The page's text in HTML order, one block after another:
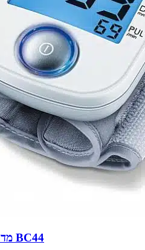
מד לחץ דם למפרק כף היד דגם BC44